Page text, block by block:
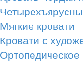
Мягкие кровати
Кровати с